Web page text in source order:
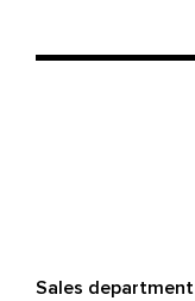
Sales department